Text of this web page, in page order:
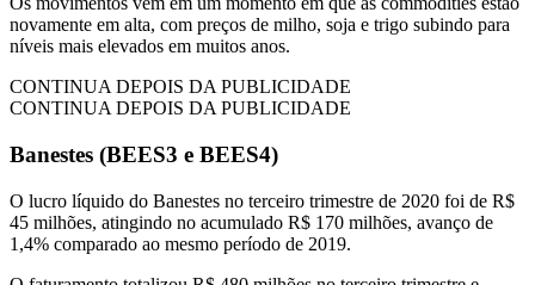
novamente em alta, com preços de milho, soja e trigo subindo para
níveis mais elevados em muitos anos.
CONTINUA DEPOIS DA PUBLICIDADE
CONTINUA DEPOIS DA PUBLICIDADE
Banestes (BEES3 e BEES4)
O lucro líquido do Banestes no terceiro trimestre de 2020 foi de R$
45 milhões, atingindo no acumulado R$ 170 milhões, avanço de
1,4% comparado ao mesmo período de 2019.